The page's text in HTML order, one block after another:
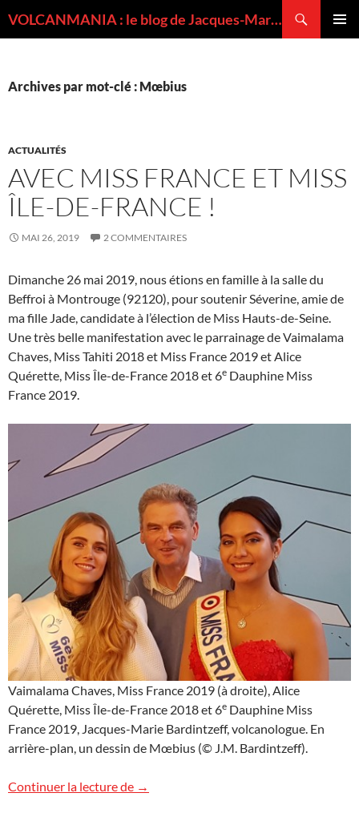
VOLCANMANIA : le blog de Jacques-Marie BARDINTZEFF, volcanologue
Archives par mot-clé : Mœbius
ACTUALITÉS
AVEC MISS FRANCE ET MISS
ÎLE-DE-FRANCE !
MAI 26, 2019 2 COMMENTAIRES
Dimanche 26 mai 2019, nous étions en famille à la salle du
Beffroi à Montrouge (92120), pour soutenir Séverine, amie de
ma fille Jade, candidate à l’élection de Miss Hauts-de-Seine.
Une très belle manifestation avec le parrainage de Vaimalama
Chaves, Miss Tahiti 2018 et Miss France 2019 et Alice
Quérette, Miss Île-de-France 2018 et 6e Dauphine Miss
France 2019.
Vaimalama Chaves, Miss France 2019 (à droite), Alice
Quérette, Miss Île-de-France 2018 et 6e Dauphine Miss
France 2019, Jacques-Marie Bardintzeff, volcanologue. En
arrière-plan, un dessin de Mœbius (© J.M. Bardintzeff).
Continuer la lecture de Avec Miss France et Miss Île-de-France !
→